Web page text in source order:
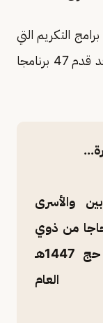
التكريم التي
يقدمها الصندوق، لافتا إلى أن الصندوق قد قدم 47 برنامجا
والأسرى
طلال المعمر: 750 حاجا من ذوي
شهداء الواجب يؤدون فريضة حج 1447هـ
عن العام